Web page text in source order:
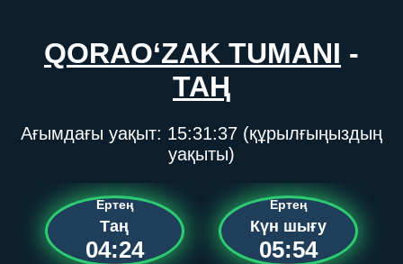
QORAO‘ZAK TUMANI -
ТАҢ
Ағымдағы уақыт: 15:31:37 (құрылғыңыздың
уақыты)
Ертең
Таң
04:24
Ертең
Күн шығу
05:54